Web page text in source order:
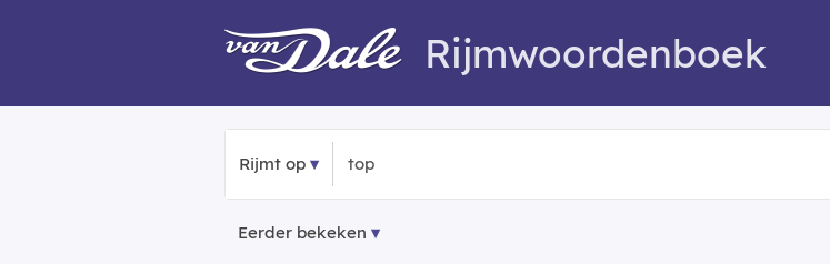
Rijmwoordenboek
Rijmt op
Eerder bekeken